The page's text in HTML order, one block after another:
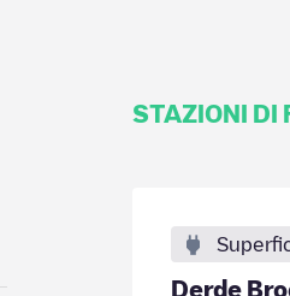
STAZIONI DI
Derde